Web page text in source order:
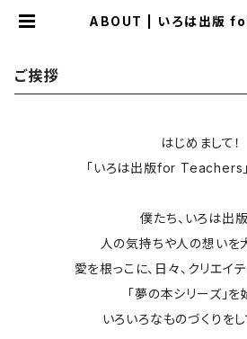
ABOUT | いろは出版
ご挨拶
はじめまして！
「いろは出版for Teachers」
僕たち、いろは出
人の気持ちや人の想いを
愛を根っこに、日々、クリエイ
「夢の本シリーズ」を
いろいろなものづくりをし